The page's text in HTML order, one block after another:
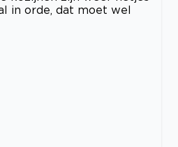
in orde, dat moet wel